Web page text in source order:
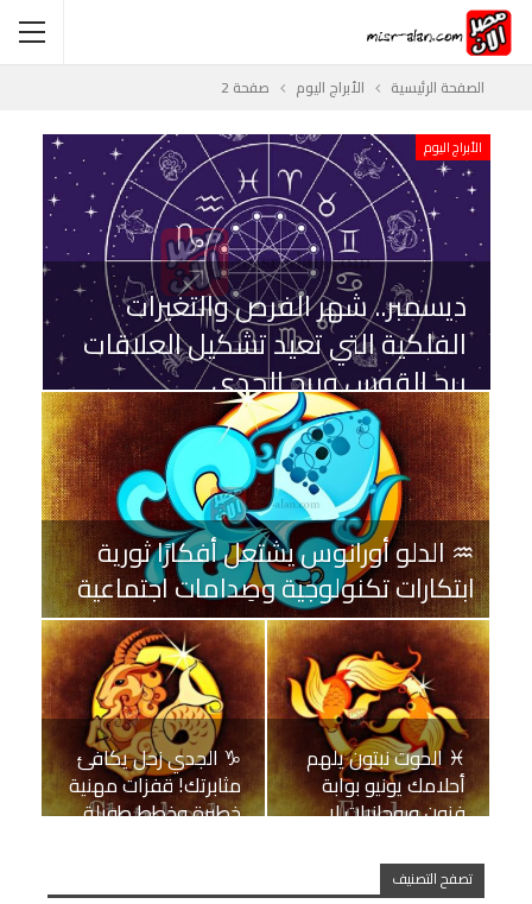
الصفحة الرئيسية الأبراج اليوم صفحة 2
الأبراج اليوم
ديسمبر.. شهر الفرص والتغيرات
الفلكية التي تعيد تشكيل العلاقات
برج القوس وبرج الجدي
♒ الدلو أورانوس يشتعل أفكارًا ثورية
ابتكارات تكنولوجية وصِدامات اجتماعية
♓ الحوت نبتون يلهم
أحلامك يونيو بوابة
فنون وروحانيات لا…
♑ الجدي زحل يكافئ
مثابرتك! قفزات مهنية
خطيرة وخطط طويلة…
تصفح التصنيف